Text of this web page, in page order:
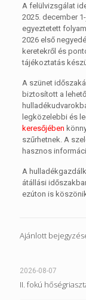
A felülvizsgálat
2025. december
egyeztetett
2026 első
keretekről és
tájékoztatás
A szünet
biztosított a
legközelebbi és
keresőjében
szűrhetnek. A
hasznos
A
átállási
ezúton is
Ajánlott
2026-08-07
II. fokú